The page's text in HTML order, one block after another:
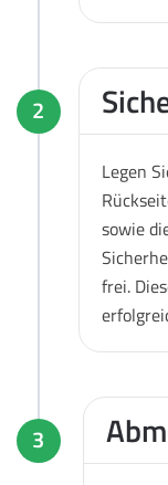
2
Legen
sowie
frei.
3